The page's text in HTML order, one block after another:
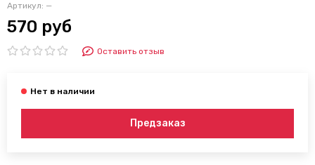
Артикул: —
570 руб
Оставить отзыв
Предзаказ